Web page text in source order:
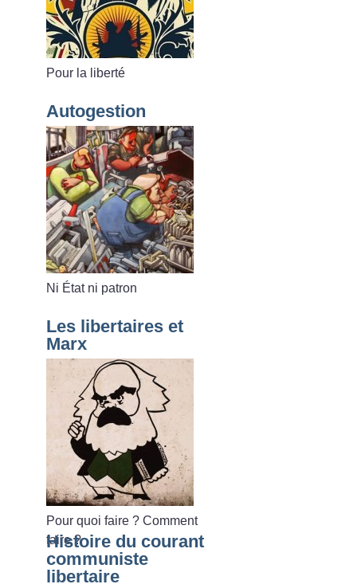
Pour la liberté
Autogestion
Ni État ni patron
Les libertaires et
Marx
Pour quoi faire ? Comment
faire ?
Histoire du courant
communiste
libertaire